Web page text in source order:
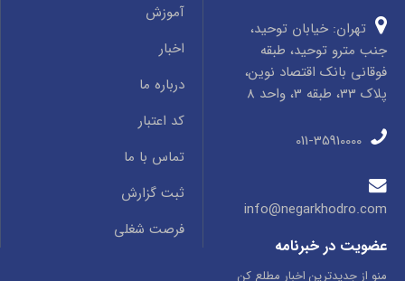
تهران: خیابان توحید،
جنب مترو توحید، طبقه
فوقانی بانک اقتصاد نوین،
پلاک 33، طبقه 3، واحد 8
info@negarkhodro.com
آموزش
اخبار
درباره ما
کد اعتبار
تماس با ما
ثبت گزارش
فرصت شغلی
عضویت در خبرنامه
منو از جدیدترین اخبار مطلع کن